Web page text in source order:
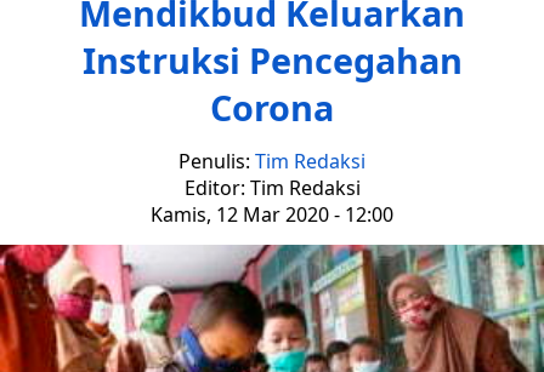
Mendikbud Keluarkan
Instruksi Pencegahan
Corona
Penulis: Tim Redaksi
Editor: Tim Redaksi
Kamis, 12 Mar 2020 - 12:00